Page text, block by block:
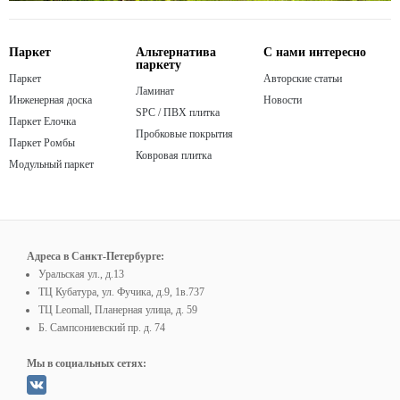
Паркет
Паркет
Инженерная доска
Паркет Елочка
Паркет Ромбы
Модульный паркет
Альтернатива
паркету
Ламинат
SPC / ПВХ плитка
Пробковые покрытия
Ковровая плитка
С нами интересно
Авторские статьи
Новости
Адреса в Санкт-Петербурге:
Уральская ул., д.13
ТЦ Кубатура, ул. Фучика, д.9, 1в.737
ТЦ Leomall, Планерная улица, д. 59
Б. Сампсониевский пр. д. 74
Мы в социальных сетях: